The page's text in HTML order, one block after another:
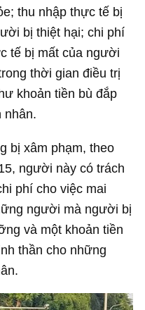
thu nhập thực tế bị
bị thiệt hại; chi phí
tế bị mất của người
thời gian điều trị
khoản tiền bù đắp
nhân.
bị xâm phạm, theo
người này có trách
phí cho việc mai
người mà người bị
và một khoản tiền
thần cho những